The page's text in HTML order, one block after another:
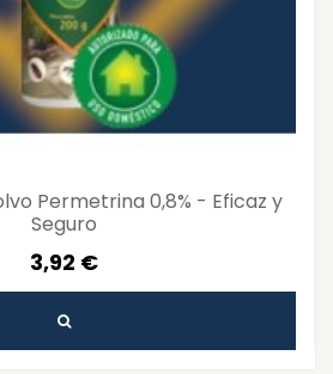
Permetrina 0,8% - Eficaz y
Seguro
3,92 €